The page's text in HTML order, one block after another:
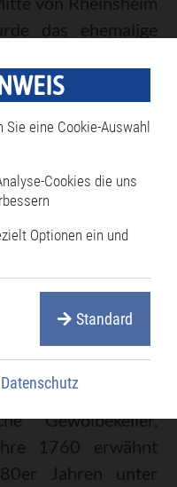
das ehemalige
4, ein unter
Kulisse
Straße
Gewölbekeller,
1760 erwähnt
Jahren unter
eine Cookie-Auswahl
Cookies die uns
Optionen ein und
Standard
Datenschutz